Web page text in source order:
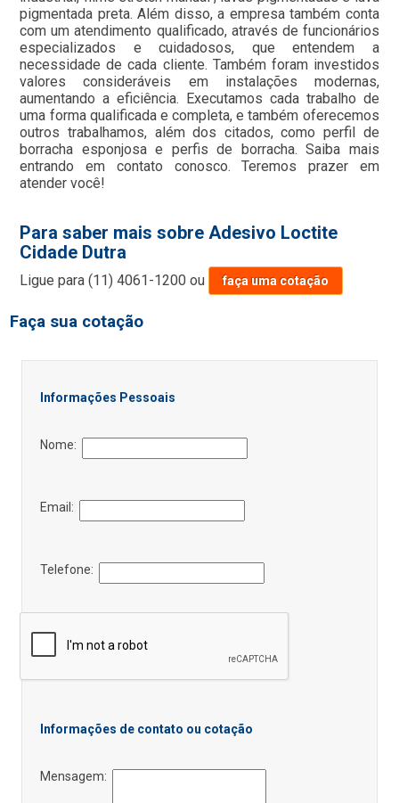
pigmentada preta. Além disso, a empresa também conta
com um atendimento qualificado, através de funcionários
especializados e cuidadosos, que entendem a
necessidade de cada cliente. Também foram investidos
valores consideráveis em instalações modernas,
aumentando a eficiência. Executamos cada trabalho de
uma forma qualificada e completa, e também oferecemos
outros trabalhamos, além dos citados, como perfil de
borracha esponjosa e perfis de borracha. Saiba mais
entrando em contato conosco. Teremos prazer em
atender você!
Para saber mais sobre Adesivo Loctite
Cidade Dutra
Ligue para(11) 4061-1200 ou faça uma cotação
Faça sua cotação
Informações Pessoais
Nome:
Email:
Telefone:
Informações de contato ou cotação
Mensagem: